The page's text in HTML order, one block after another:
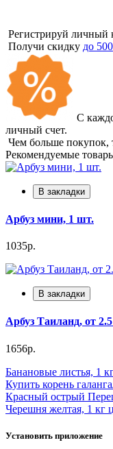
Регистрируй личный
Получи скидку до
С
личный счет.
Чем больше покупок,
Рекомендуемые
В закладки
Арбуз мини, 1 шт.
1035р.
В закладки
Арбуз Таиланд, от
1656р.
Банановые листья, 1
Купить корень
Красный острый
Черешня желтая, 1 кг
Установить приложение